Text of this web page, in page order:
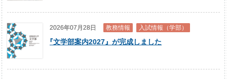
2026年07月28日 教務情報 入試情報（学部）
『文学部案内2027』が完成しました